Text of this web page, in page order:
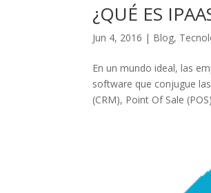
¿QUÉ ES
Jun 4, 2016 | Blog,
En un mundo ideal, las
software que conjugue
(CRM), Point Of Sale